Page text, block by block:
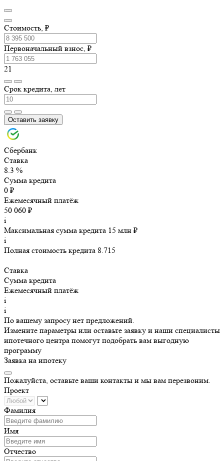
Стоимость, ₽
Первоначальный взнос, ₽
21
Срок кредита, лет
Оставить заявку
Сбербанк
Ставка
8.3 %
Сумма кредита
0 ₽
Ежемесячный платёж
50 060 ₽
i
Максимальная сумма кредита 15 млн ₽
i
Полная стоимость кредита 8.715
Ставка
Сумма кредита
Ежемесячный платёж
i
i
По вашему запросу нет предложений.
Измените параметры или оставьте заявку и наши специалисты
ипотечного центра помогут подобрать вам выгодную
программу
Заявка на ипотеку
Пожалуйста, оставьте ваши контакты и мы вам перезвоним.
Проект
Фамилия
Имя
Отчество